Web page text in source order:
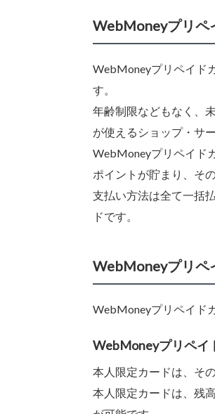
WebMoneyプリペ
WebMoneyプリペイド
す。
年齢制限などもなく、
が使えるショップ・サ
WebMoneyプリペイド
ポイントが貯まり、そ
支払い方法は全て一括
ドです。
WebMoneyプリペ
WebMoneyプリペイド
WebMoneyプリペイ
本人限定カードは、そ
本人限定カードは、残